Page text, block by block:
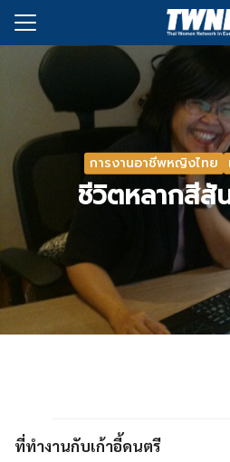
Skip
content
มพ์
า
Search
for:
การงานอาชีพหญิงไทย
ชีวิตหลากสีสั
ที่ทำงานกับเก้าอี้ดนตรี